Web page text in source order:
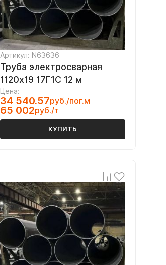
Артикул: N63636
Труба электросварная
1120х19 17Г1С 12 м
Цена:
34 540.57руб./пог.м
65 002руб./т
КУПИТЬ